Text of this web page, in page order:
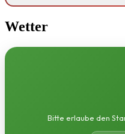
Wetter
Bitte erlaube den